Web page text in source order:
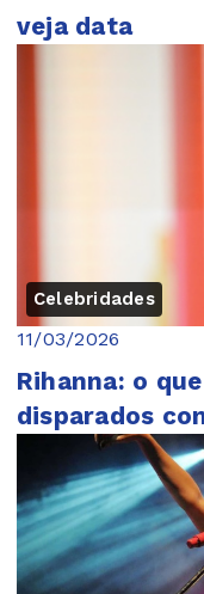
veja data
Celebridades
11/03/2026
Rihanna: o
disparados